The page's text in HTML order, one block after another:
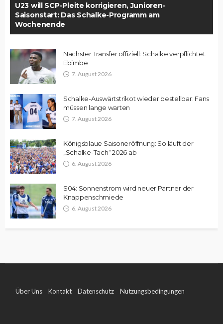
U23 will SCP-Pleite korrigieren, Junioren-
Saisonstart: Das Schalke-Programm am
Wochenende
Nächster Transfer offiziell: Schalke verpflichtet
Ebimbe
7. August 2026
Schalke-Auswärtstrikot wieder bestellbar: Fans
müssen lange warten
7. August 2026
Königsblaue Saisoneröffnung: So läuft der
„Schalke-Tach“ 2026 ab
6. August 2026
S04: Sonnenstrom wird neuer Partner der
Knappenschmiede
6. August 2026
Über Uns Kontakt Datenschutz Nutzungsbedingungen